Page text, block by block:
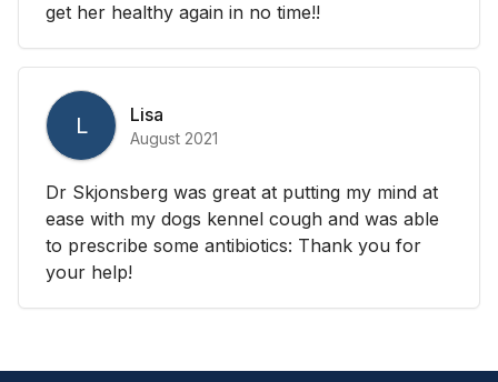
get her healthy again in no time!!
L Lisa
August 2021
Dr Skjonsberg was great at putting my mind at
ease with my dogs kennel cough and was able
to prescribe some antibiotics: Thank you for
your help!